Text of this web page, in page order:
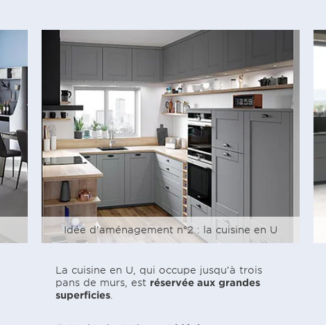
Idée d’aménagement n°2 : la cuisine en U
La cuisine en U, qui occupe jusqu’à trois
pans de murs, est réservée aux grandes
superficies